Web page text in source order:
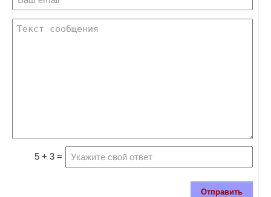
5 + 3 =
Отправить